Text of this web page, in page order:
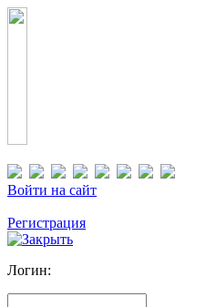
Войти на сайт
Регистрация
Логин: